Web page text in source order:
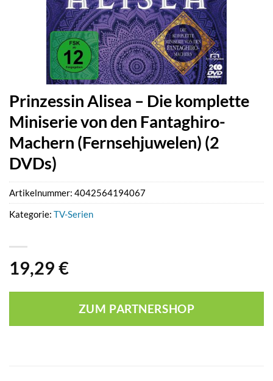
Prinzessin Alisea – Die komplette
Miniserie von den Fantaghiro-
Machern (Fernsehjuwelen) (2
DVDs)
19,29 €
ZUM PARTNERSHOP
Artikelnummer: 4042564194067
Kategorie: TV-Serien